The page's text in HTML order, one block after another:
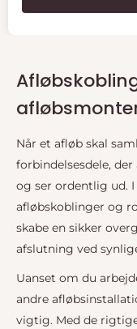
Når et afløb skal
forbindelsesdele,
og ser ordentlig ud.
afløbskoblinger og
skabe en sikker
afslutning ved
Uanset om du
andre
vigtig. Med de